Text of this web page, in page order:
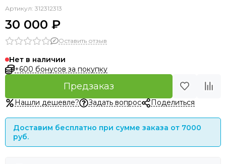
Артикул: 312312313
30 000 ₽
Оставить отзыв
Нет в наличии
+600 бонусов за покупку
Предзаказ
Нашли дешевле? Задать вопрос Поделиться
Доставим бесплатно при сумме заказа от 7000
руб.